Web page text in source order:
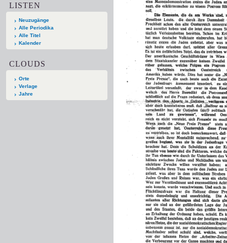
LISTEN
Neuzugänge
Alle Periodika
Alle Titel
Kalender
CLOUDS
Orte
Verlage
Jahre